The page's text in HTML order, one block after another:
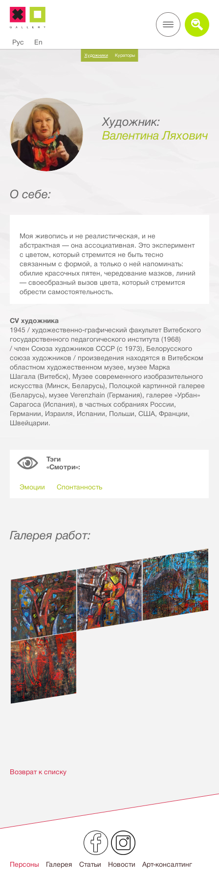
Рус En
Художники Кураторы
Художник:
Валентина Ляхович
О себе:
Моя живопись и не реалистическая, и не
абстрактная — она ассоциативная. Это эксперимент
с цветом, который стремится не быть тесно
связанным с формой, а только о ней напоминать:
обилие красочных пятен, чередование мазков, линий
— своеобразный вызов цвета, который стремится
обрести самостоятельность.
CV художника
1945 / художественно-графический факультет Витебского
государственного педагогического института (1968)
/ член Союза художников СССР (с 1973), Белорусского
союза художников / произведения находятся в Витебском
областном художественном музее, музее Марка
Шагала (Витебск), Музее современного изобразительного
искусства (Минск, Беларусь), Полоцкой картинной галерее
(Беларусь), музее Verenzhain (Германия), галерее «Урбан»
Сарагоса (Испания), в частных собраниях России,
Германии, Израиля, Испании, Польши, США, Франции,
Швейцарии.
Тэги
«Смотри»:
Эмоции Спонтанность
Галерея работ:
Возврат к списку
Персоны Галерея Статьи Новости Арт-консалтинг